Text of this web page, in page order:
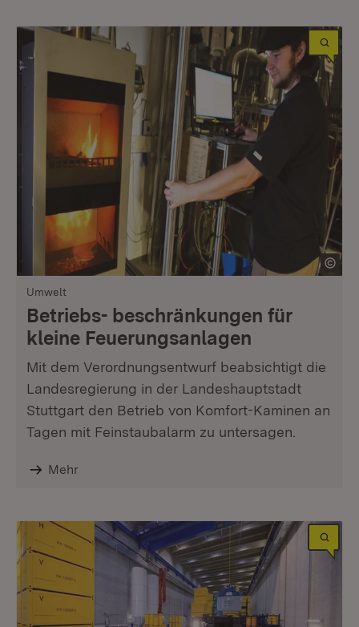
Umwelt
Betriebs- beschränkungen für
kleine Feuerungsanlagen
Mit dem Verordnungsentwurf beabsichtigt die
Landesregierung in der Landeshauptstadt
Stuttgart den Betrieb von Komfort-Kaminen an
Tagen mit Feinstaubalarm zu untersagen.
Mehr